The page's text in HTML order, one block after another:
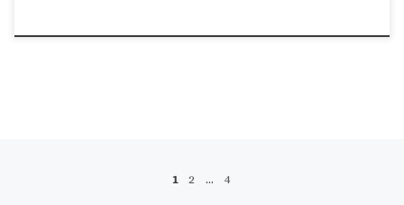
1 2 … 4